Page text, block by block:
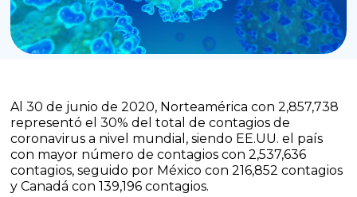
Al 30 de junio de 2020, Norteamérica con 2,857,738
representó el 30% del total de contagios de
coronavirus a nivel mundial, siendo EE.UU. el país
con mayor número de contagios con 2,537,636
contagios, seguido por México con 216,852 contagios
y Canadá con 139,196 contagios.